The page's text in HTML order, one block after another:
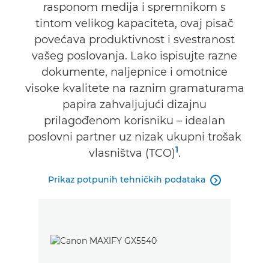
rasponom medija i spremnikom s
tintom velikog kapaciteta, ovaj pisač
povećava produktivnost i svestranost
vašeg poslovanja. Lako ispisujte razne
dokumente, naljepnice i omotnice
visoke kvalitete na raznim gramaturama
papira zahvaljujući dizajnu
prilagođenom korisniku – idealan
poslovni partner uz nizak ukupni trošak
vlasništva (TCO)1.
Prikaz potpunih tehničkih podataka 